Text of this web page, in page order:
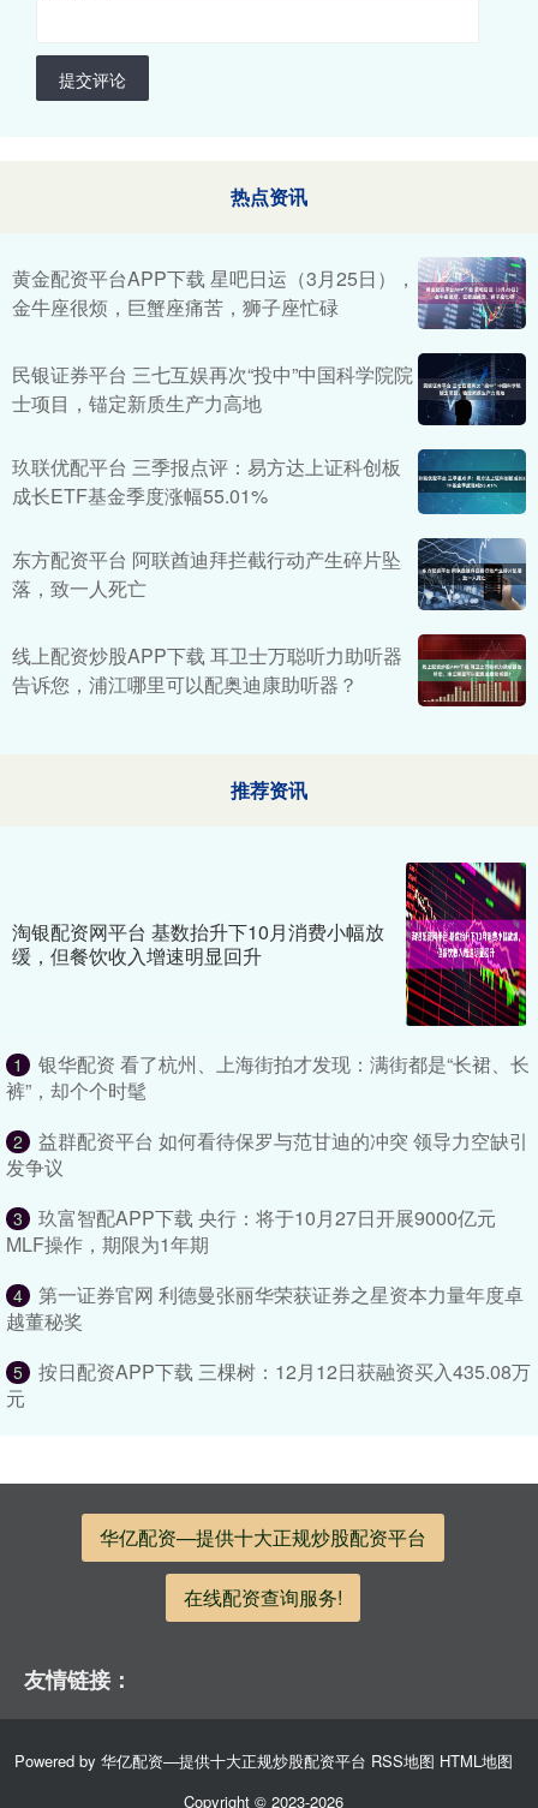
提交评论
热点资讯
黄金配资平台APP下载 星吧日运（3月25日），
金牛座很烦，巨蟹座痛苦，狮子座忙碌
民银证券平台 三七互娱再次“投中”中国科学院院
士项目，锚定新质生产力高地
玖联优配平台 三季报点评：易方达上证科创板
成长ETF基金季度涨幅55.01%
东方配资平台 阿联酋迪拜拦截行动产生碎片坠
落，致一人死亡
线上配资炒股APP下载 耳卫士万聪听力助听器
告诉您，浦江哪里可以配奥迪康助听器？
推荐资讯
淘银配资网平台 基数抬升下10月消费小幅放
缓，但餐饮收入增速明显回升
1
银华配资 看了杭州、上海街拍才发现：满街都是“长裙、长
裤”，却个个时髦
2
益群配资平台 如何看待保罗与范甘迪的冲突 领导力空缺引
发争议
3
玖富智配APP下载 央行：将于10月27日开展9000亿元
MLF操作，期限为1年期
4
第一证券官网 利德曼张丽华荣获证券之星资本力量年度卓
越董秘奖
5
按日配资APP下载 三棵树：12月12日获融资买入435.08万
元
华亿配资—提供十大正规炒股配资平台
在线配资查询服务!
友情链接：
Powered by 华亿配资—提供十大正规炒股配资平台 RSS地图 HTML地图
Copyright © 2023-2026